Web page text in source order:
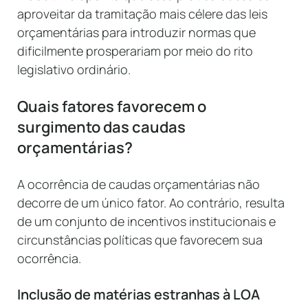
aproveitar da tramitação mais célere das leis
orçamentárias para introduzir normas que
dificilmente prosperariam por meio do rito
legislativo ordinário.
Quais fatores favorecem o
surgimento das caudas
orçamentárias?
A ocorrência de caudas orçamentárias não
decorre de um único fator. Ao contrário, resulta
de um conjunto de incentivos institucionais e
circunstâncias políticas que favorecem sua
ocorrência.
Inclusão de matérias estranhas à LOA